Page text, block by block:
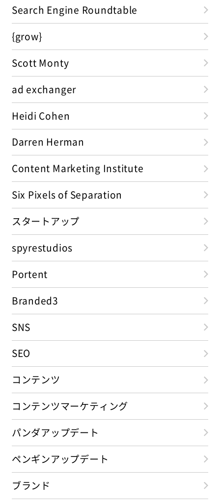
Search Engine Roundtable
{grow}
Scott Monty
ad exchanger
Heidi Cohen
Darren Herman
Content Marketing Institute
Six Pixels of Separation
スタートアップ
spyrestudios
Portent
Branded3
SNS
SEO
コンテンツ
コンテンツマーケティング
パンダアップデート
ペンギンアップデート
ブランド